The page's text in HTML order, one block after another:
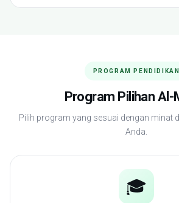
PROGRAM PENDIDIKAN
Program Pilihan Al-
Pilih program yang sesuai dengan minat
Anda.
🎓